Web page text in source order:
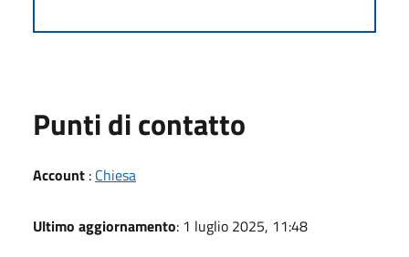
Punti di contatto
Account : Chiesa
Ultimo aggiornamento: 1 luglio 2025, 11:48